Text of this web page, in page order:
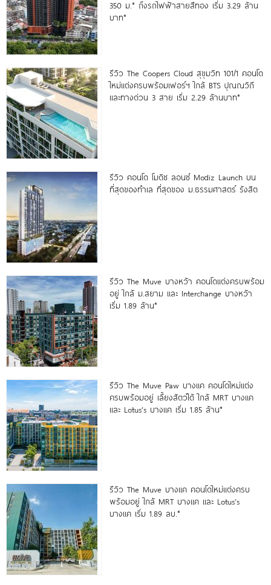
350 ม.* ถึงรถไฟฟ้าสายสีทอง เริ่ม 3.29 ล้าน
บาท*
รีวิว The Coopers Cloud สุขุมวิท 101/1 คอนโด
ใหม่แต่งครบพร้อมเฟอร์ฯ ใกล้ BTS ปุณณวิถี
และทางด่วน 3 สาย เริ่ม 2.29 ล้านบาท*
รีวิว คอนโด โมดิซ ลอนซ์ Modiz Launch บน
ที่สุดของทำเล ที่สุดของ ม.ธรรมศาสตร์ รังสิต
รีวิว The Muve บางหว้า คอนโดแต่งครบพร้อม
อยู่ ใกล้ ม.สยาม และ Interchange บางหว้า
เริ่ม 1.89 ล้าน*
รีวิว The Muve Paw บางแค คอนโดใหม่แต่ง
ครบพร้อมอยู่ เลี้ยงสัตว์ได้ ใกล้ MRT บางแค
และ Lotus’s บางแค เริ่ม 1.85 ล้าน*
รีวิว The Muve บางแค คอนโดใหม่แต่งครบ
พร้อมอยู่ ใกล้ MRT บางแค และ Lotus’s
บางแค เริ่ม 1.89 ลบ.*